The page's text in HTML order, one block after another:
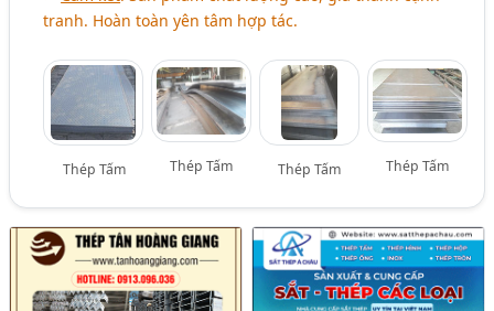
tranh. Hoàn toàn yên tâm hợp tác.
Thép Tấm Thép Tấm Thép Tấm Thép Tấm